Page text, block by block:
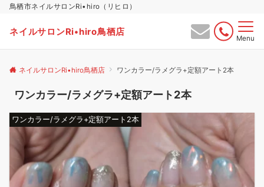
鳥栖市ネイルサロンRi•hiro（リヒロ）
ネイルサロンRi•hiro鳥栖店
Menu
ネイルサロンRi•hiro鳥栖店 ワンカラー/ラメグラ+定額アート2本
ワンカラー/ラメグラ+定額アート2本
ワンカラー/ラメグラ+定額アート2本